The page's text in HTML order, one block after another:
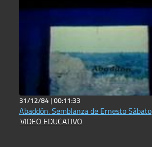
31/12/84 |00:11:33
Abaddón. Semblanza de Ernesto Sábato
VIDEO EDUCATIVO